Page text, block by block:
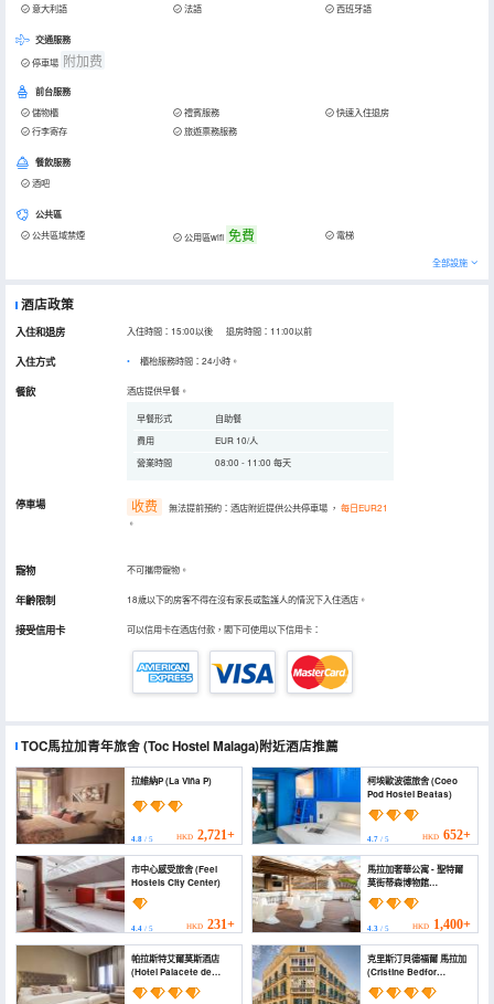
意大利語
法語 西班牙語
交通服務
停車場 附加费
前台服務
儲物櫃 禮賓服務
快速入住退房
行李寄存
旅遊票務服務
餐飲服務
酒吧
公共區
公共區域禁煙 公用區wifi 免費 電梯
全部設施
酒店政策
入住和退房 入住時間：15:00以後 退房時間：11:00以前
入住方式 櫃枱服務時間：24小時。
餐飲 酒店提供早餐。
早餐形式
自助餐
費用
EUR 10/人
營業時間
08:00 - 11:00 每天
停車場 收费 無法提前預約：酒店附近提供公共停車場 ， 每日EUR21
。
寵物 不可攜帶寵物。
年齡限制 18歲以下的房客不得在沒有家長或監護人的情況下入住酒店。
接受信用卡 可以信用卡在酒店付款，閣下可使用以下信用卡：
TOC馬拉加青年旅舍(Toc Hostel Malaga)附近酒店推薦
拉維納P (La Viña P)
4.8 / 5 HKD 2,721+
柯埃歐波德旅舍 (Coeo
Pod Hostel Beatas)
4.7/ 5 HKD 652+
市中心感受旅舍 (Feel
Hostels City Center)
4.4 / 5 HKD 231+
馬拉加奢華公寓 - 聖特爾
莫街蒂森博物館
(Apartamentos Málaga
Premium - Calle San
4.3/ 5 HKD 1,400+
帕拉斯特艾爾莫斯酒店
(Hotel Palacete de
Alamos)
克里斯汀貝德福爾 馬拉加
(Cristine Bedfor
Malaga)